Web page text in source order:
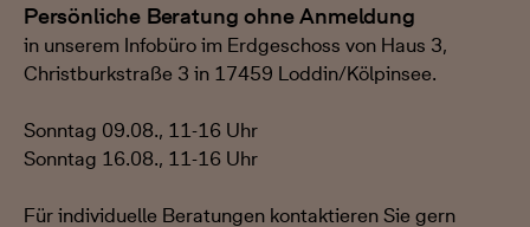
Persönliche Beratung ohne Anmeldung
in unserem Infobüro im Erdgeschoss von Haus 3,
Christburkstraße 3 in 17459 Loddin/Kölpinsee.
Sonntag 09.08., 11-16 Uhr
Sonntag 16.08., 11-16 Uhr
Für individuelle Beratungen kontaktieren Sie gern